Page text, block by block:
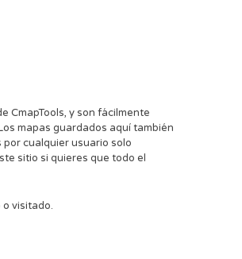
CmapTools, y son fácilmente
mapas guardados aquí también
cualquier usuario solo
sitio si quieres que todo el
visitado.